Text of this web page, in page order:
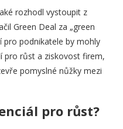
rozhodl vystoupit z
Green Deal za „green
pro podnikatele by mohly
pro růst a ziskovost firem,
pomyslné nůžky mezi
pro růst?